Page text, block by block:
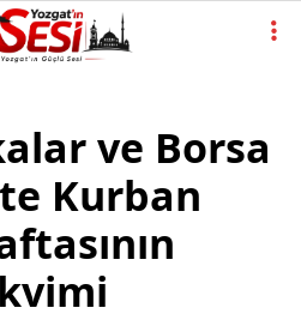
ve Borsa
Kurban